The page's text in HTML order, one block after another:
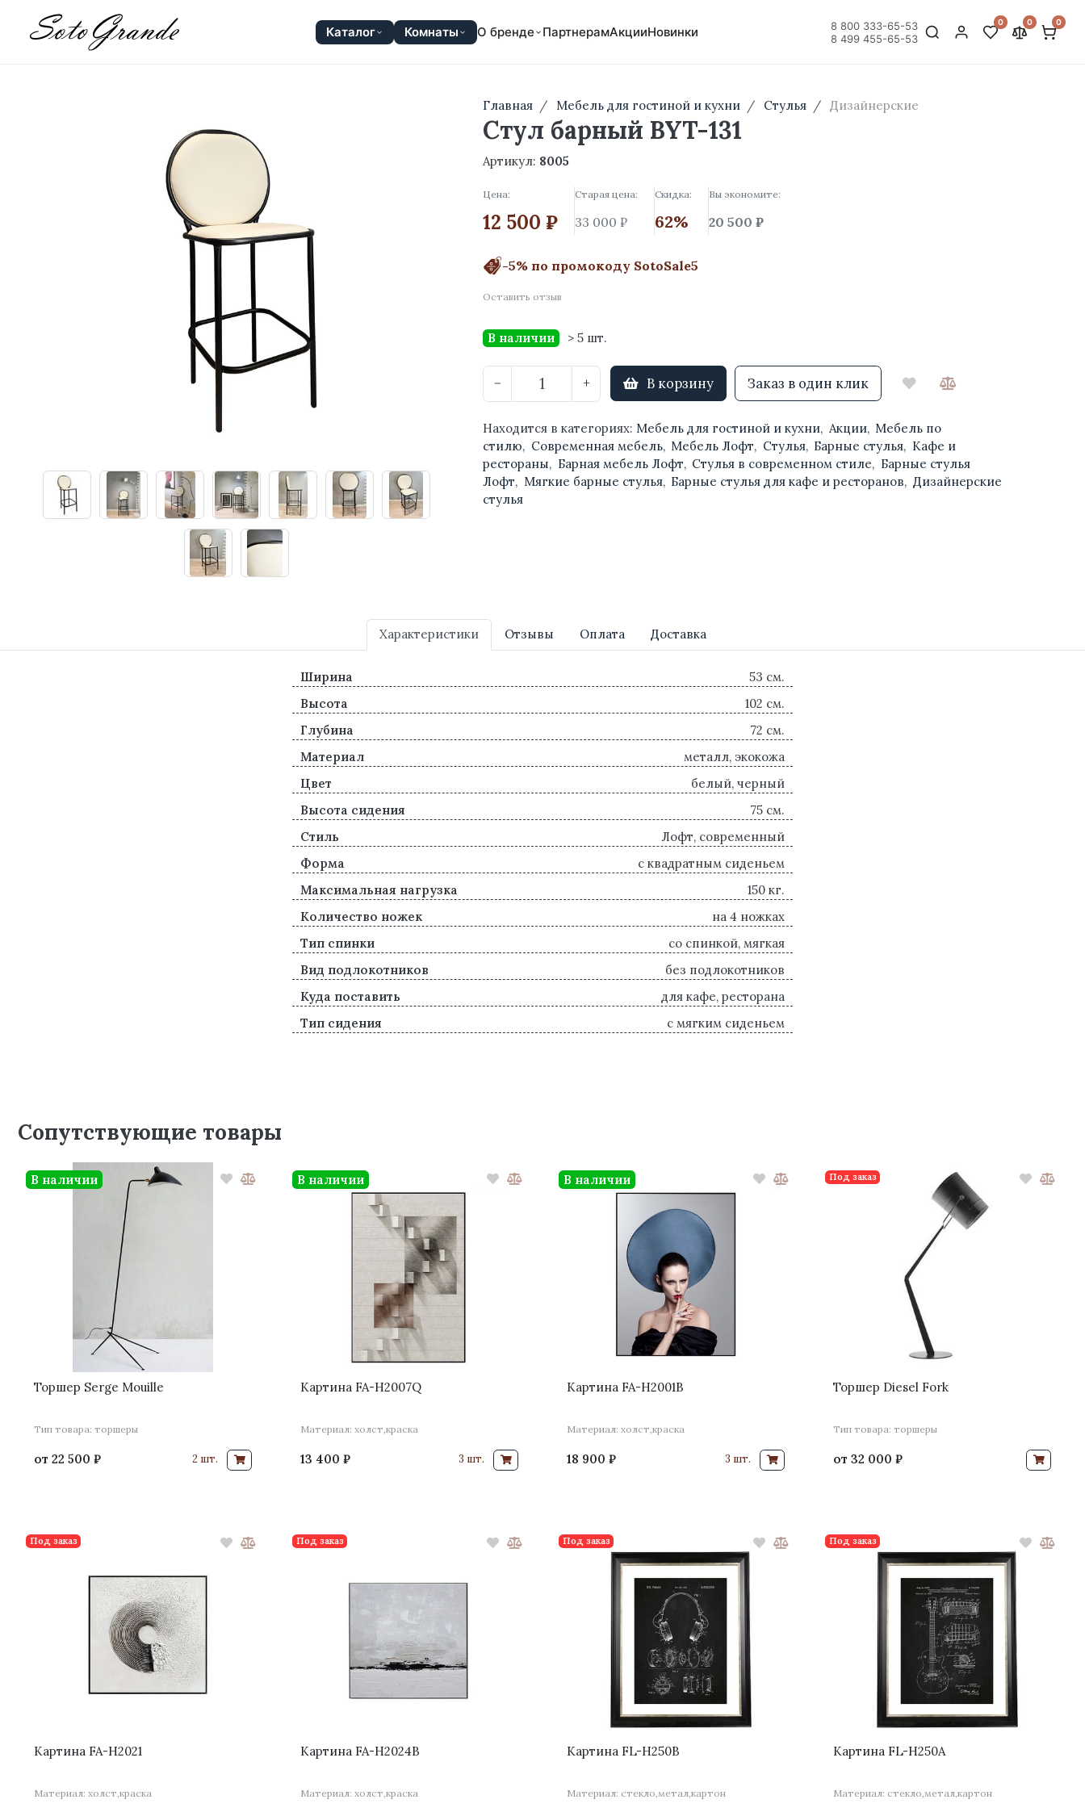
Каталог Комнаты О бренде ПартнерамАкцииНовинки
8 800 333-65-53
8 499 455-65-53
0 0 0
Главная Мебель для гостиной и кухни Стулья Дизайнерские
Стул барный BYT-131
Артикул: 8005
Цена:
12 500 ₽
Старая цена:
33 000 ₽
Скидка:
62%
Вы экономите:
20 500 ₽
-5% по промокоду SotoSale5
Оставить отзыв
В наличии > 5 шт.
− + В корзину Заказ в один клик
Находится в категориях: Мебель для гостиной и кухни, Акции, Мебель по
стилю, Современная мебель, Мебель Лофт, Стулья, Барные стулья, Кафе и
рестораны, Барная мебель Лофт, Стулья в современном стиле, Барные стулья
Лофт, Мягкие барные стулья, Барные стулья для кафе и ресторанов, Дизайнерские
стулья
Характеристики Отзывы Оплата Доставка
Ширина
53 см.
Высота
102 см.
Глубина
72 см.
Материал
металл, экокожа
Цвет
белый, черный
Высота сидения
75 см.
Стиль
Лофт, современный
Форма
с квадратным сиденьем
Максимальная нагрузка
150 кг.
Количество ножек
на 4 ножках
Тип спинки
со спинкой, мягкая
Вид подлокотников
без подлокотников
Куда поставить
для кафе, ресторана
Тип сидения
с мягким сиденьем
Сопутствующие товары
Торшер Serge Mouille
Тип товара: торшеры
от 22 500 ₽
В наличии
2 шт.
Картина FA-H2007Q
Материал: холст,краска
13 400 ₽
В наличии
3 шт.
Картина FA-H2001B
Материал: холст,краска
18 900 ₽
В наличии
3 шт.
Торшер Diesel Fork
Тип товара: торшеры
от 32 000 ₽
Под заказ
Картина FA-H2021
Материал: холст,краска
Под заказ
Картина FA-H2024B
Материал: холст,краска
Под заказ
Картина FL-H250B
Материал: стекло,метал,картон
Под заказ
Картина FL-H250A
Материал: стекло,метал,картон
Под заказ